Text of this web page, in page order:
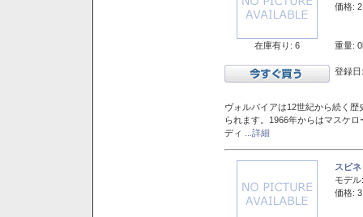
在庫有り: 6
価格:
重量:
登録
ヴォルパイアは12世紀から続く
られます。1966年からはマスケ
ディ
...詳細
スピ
モデル:
価格: